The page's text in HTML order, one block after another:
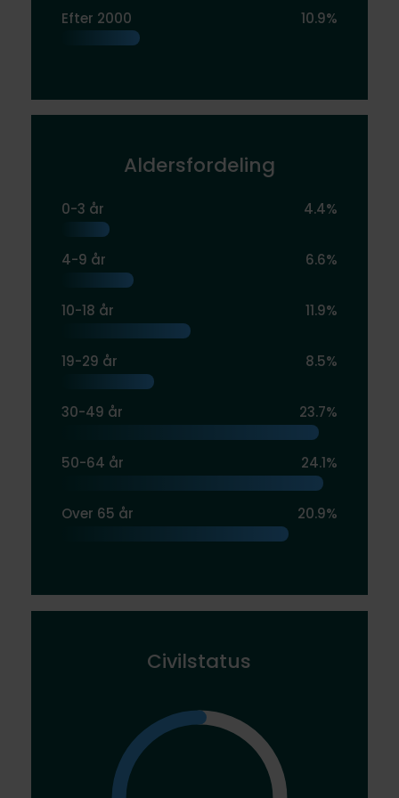
Efter 2000 10.9%
Aldersfordeling
0-3 år 4.4%
4-9 år 6.6%
10-18 år 11.9%
19-29 år 8.5%
30-49 år 23.7%
50-64 år 24.1%
Over 65 år 20.9%
Civilstatus